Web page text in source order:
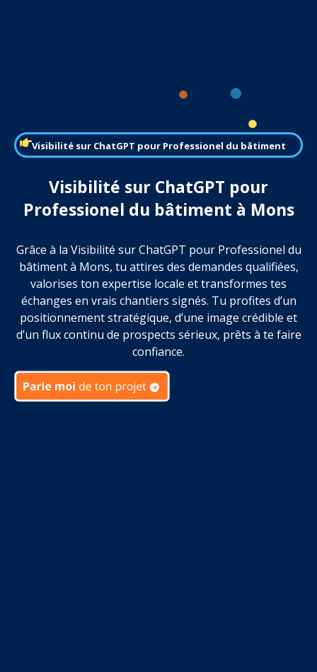
Visibilité sur ChatGPT pour Professionel du bâtiment
Visibilité sur ChatGPT pour
Professionel du bâtiment à Mons
Grâce à la Visibilité sur ChatGPT pour Professionel du
bâtiment à Mons, tu attires des demandes qualifiées,
valorises ton expertise locale et transformes tes
échanges en vrais chantiers signés. Tu profites d’un
positionnement stratégique, d’une image crédible et
d’un flux continu de prospects sérieux, prêts à te faire
confiance.